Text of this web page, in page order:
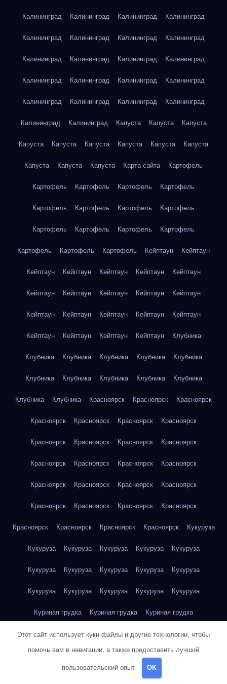
Калининград Калининград Калининград Калининград
Калининград Калининград Калининград Калининград
Калининград Калининград Калининград Калининград
Калининград Калининград Калининград Калининград
Калининград Калининград Калининград Калининград
Калининград Калининград Капуста Капуста Капуста
Капуста Капуста Капуста Капуста Капуста Капуста
Капуста Капуста Капуста Карта сайта Картофель
Картофель Картофель Картофель Картофель
Картофель Картофель Картофель Картофель
Картофель Картофель Картофель Картофель
Картофель Картофель Картофель Кейптаун Кейптаун
Кейптаун Кейптаун Кейптаун Кейптаун Кейптаун
Кейптаун Кейптаун Кейптаун Кейптаун Кейптаун
Кейптаун Кейптаун Кейптаун Кейптаун Кейптаун
Кейптаун Кейптаун Кейптаун Кейптаун Клубника
Клубника Клубника Клубника Клубника Клубника
Клубника Клубника Клубника Клубника Клубника
Клубника Клубника Красноярск Красноярск Красноярск
Красноярск Красноярск Красноярск Красноярск
Красноярск Красноярск Красноярск Красноярск
Красноярск Красноярск Красноярск Красноярск
Красноярск Красноярск Красноярск Красноярск
Красноярск Красноярск Красноярск Красноярск
Красноярск Красноярск Красноярск Красноярск Кукуруза
Кукуруза Кукуруза Кукуруза Кукуруза Кукуруза
Кукуруза Кукуруза Кукуруза Кукуруза Кукуруза
Кукуруза Кукуруза Кукуруза Кукуруза Кукуруза
Куриная грудка Куриная грудка Куриная грудка
Куриная грудка Куриная грудка Куриная грудка
Куриная грудка Куриная грудка
Куриное яйцо
Этот сайт использует куки-файлы и другие технологии, чтобы
помочь вам в навигации, а также предоставить лучший
пользовательский опыт. OK